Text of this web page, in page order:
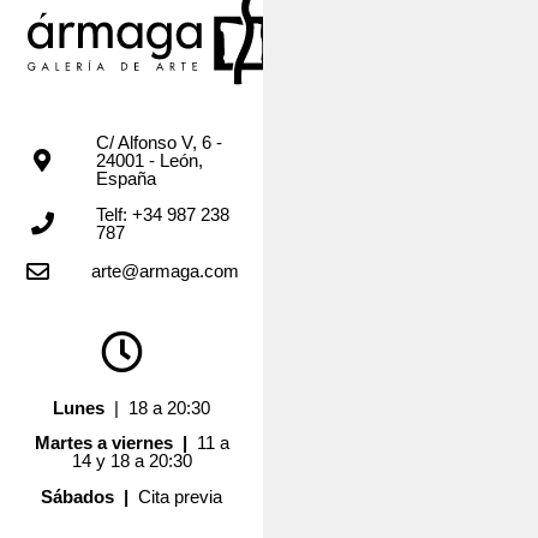
C/ Alfonso V, 6 -
24001 - León,
España
Telf: +34 987 238
787
arte@armaga.com
Lunes | 18 a 20:30
Martes a viernes | 11 a
14 y 18 a 20:30
Sábados |Cita previa